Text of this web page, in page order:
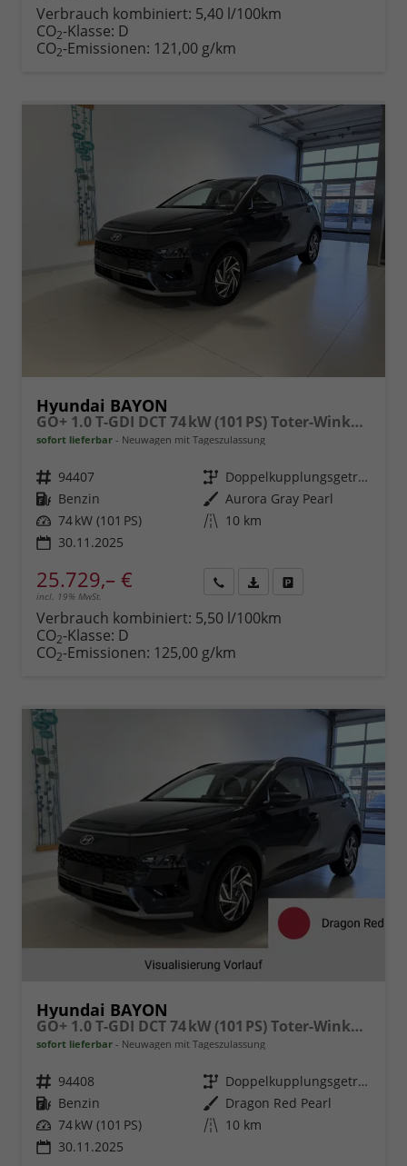
anfordern
Datei,
Verbrauch kombiniert: 5,40 l/100km
CO2-Klasse: D
CO2-Emissionen: 121,00 g/km
Hyundai BAYON
GO+ 1.0 T-GDI DCT 74 kW (101 PS) Toter-Winkel-Assistent, Induktive Ladestation, Comfort-Paket, Lenkradheizung, Sitzheizung, DAB, Android Auto, Apple CarPlay, Navigationssystem, LED-Scheinwerfer, Einparkhilfe, Rückfahrkamera, uvm.
sofort lieferbar Neuwagen mit Tageszulassung
Fahrzeugnr. 94407 Getriebe
Doppelkupplungsgetriebe (DSG)
Kraftstoff Benzin Außenfarbe Aurora Gray Pearl
Leistung 74 kW (101 PS) Kilometerstand 10 km
30.11.2025
25.729,– €
incl. 19% MwSt.
anfordern
Datei,
Verbrauch kombiniert: 5,50 l/100km
CO2-Klasse: D
CO2-Emissionen: 125,00 g/km
Hyundai BAYON
GO+ 1.0 T-GDI DCT 74 kW (101 PS) Toter-Winkel-Assistent, Induktive Ladestation, Comfort-Paket, Lenkradheizung, Sitzheizung, DAB, Android Auto, Apple CarPlay, Navigationssystem, LED-Scheinwerfer, Einparkhilfe, Rückfahrkamera, uvm.
sofort lieferbar Neuwagen mit Tageszulassung
Fahrzeugnr. 94408 Getriebe
Doppelkupplungsgetriebe (DSG)
Kraftstoff Benzin Außenfarbe Dragon Red Pearl
Leistung 74 kW (101 PS) Kilometerstand 10 km
30.11.2025